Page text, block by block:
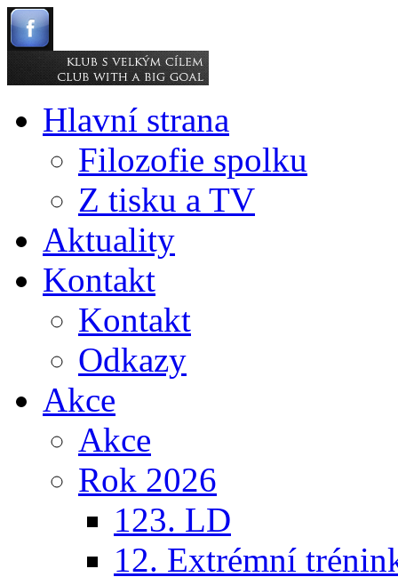
Hlavní strana
Filozofie spolku
Z tisku a TV
Aktuality
Kontakt
Kontakt
Odkazy
Akce
Akce
Rok 2026
123. LD
12. Extrémní